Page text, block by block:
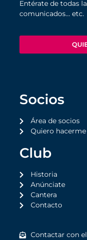
Entérate de todas
comunicados… etc.
Socios
Área de socios
Quiero
Club
Historia
Anúnciate
Cantera
Contacto
Contactar con